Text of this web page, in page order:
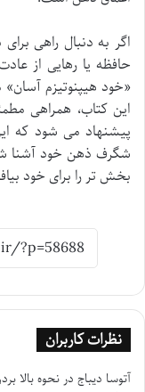
اگر به دنبال راهی
حافظه یا رهایی از
«خود هیپنوتیزم
این کتاب، همراهی
پیشنهاد می شود که
شگرف ذهن خود آشنا
بخش تر را برای خود
نظرات کاربران
آتوسا دیباج درنحوه بالا